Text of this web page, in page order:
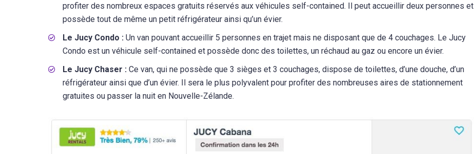
profiter des nombreux espaces gratuits réservés aux véhicules self-contained. Il peut accueillir deux personnes et
possède tout de même un petit réfrigérateur ainsi qu’un évier.
Le Jucy Condo : Un van pouvant accueillir 5 personnes en trajet mais ne disposant que de 4 couchages. Le Jucy
Condo est un véhicule self-contained et possède donc des toilettes, un réchaud au gaz ou encore un évier.
Le Jucy Chaser : Ce van, qui ne possède que 3 sièges et 3 couchages, dispose de toilettes, d’une douche, d’un
réfrigérateur ainsi que d’un évier. Il sera le plus polyvalent pour profiter des nombreuses aires de stationnement
gratuites ou passer la nuit en Nouvelle-Zélande.